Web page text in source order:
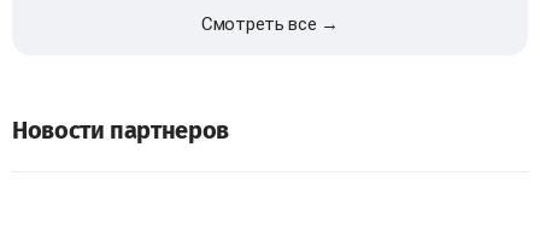
Смотреть все →
Новости партнеров